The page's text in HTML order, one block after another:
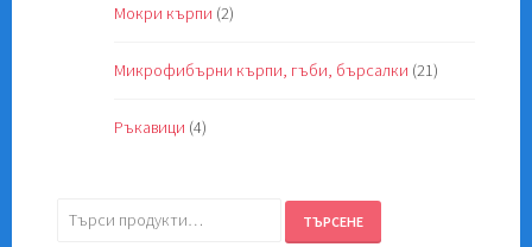
Мокри кърпи (2)
Микрофибърни кърпи, гъби, бърсалки (21)
Ръкавици (4)
Търсене
ТЪРСЕНЕ